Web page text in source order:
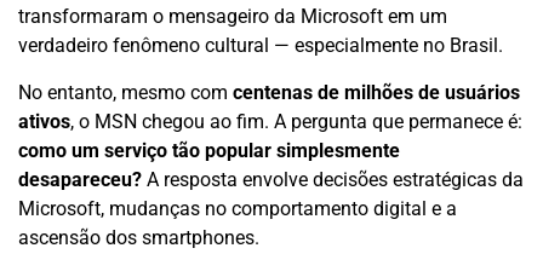
transformaram o mensageiro da Microsoft em um
verdadeiro fenômeno cultural — especialmente no Brasil.
No entanto, mesmo com centenas de milhões de usuários
ativos, o MSN chegou ao fim. A pergunta que permanece é:
como um serviço tão popular simplesmente
desapareceu? A resposta envolve decisões estratégicas da
Microsoft, mudanças no comportamento digital e a
ascensão dos smartphones.